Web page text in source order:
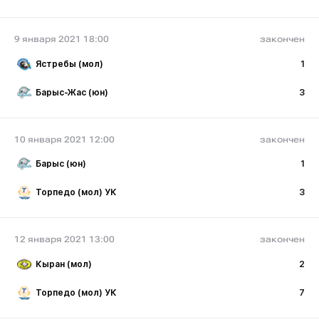
9 января 2021 18:00 закончен
Ястребы (мол) 1
Барыс-Жас (юн) 3
10 января 2021 12:00 закончен
Барыс (юн) 1
Торпедо (мол) УК 3
12 января 2021 13:00 закончен
Кыран (мол) 2
Торпедо (мол) УК 7